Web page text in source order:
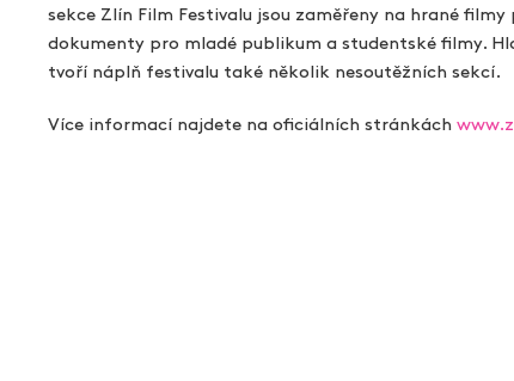
sekce Zlín Film Festivalu jsou zaměřeny na hrané
dokumenty pro mladé publikum a studentské filmy.
tvoří náplň festivalu také několik nesoutěžních sekcí.
Více informací najdete na oficiálních stránkách